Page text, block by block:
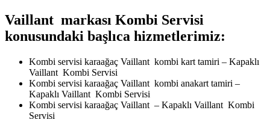
Vaillant markası Kombi Servisi
konusundaki başlıca hizmetlerimiz:
Kombi servisi karaağaç Vaillant kombi kart tamiri – Kapaklı
Vaillant Kombi Servisi
Kombi servisi karaağaç Vaillant kombi anakart tamiri –
Kapaklı Vaillant Kombi Servisi
Kombi servisi karaağaç Vaillant – Kapaklı Vaillant Kombi
Servisi